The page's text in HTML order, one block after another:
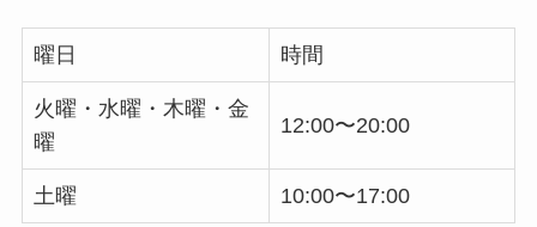
曜日 時間
火曜・水曜・木曜・金
曜
12:00〜20:00
土曜 10:00〜17:00